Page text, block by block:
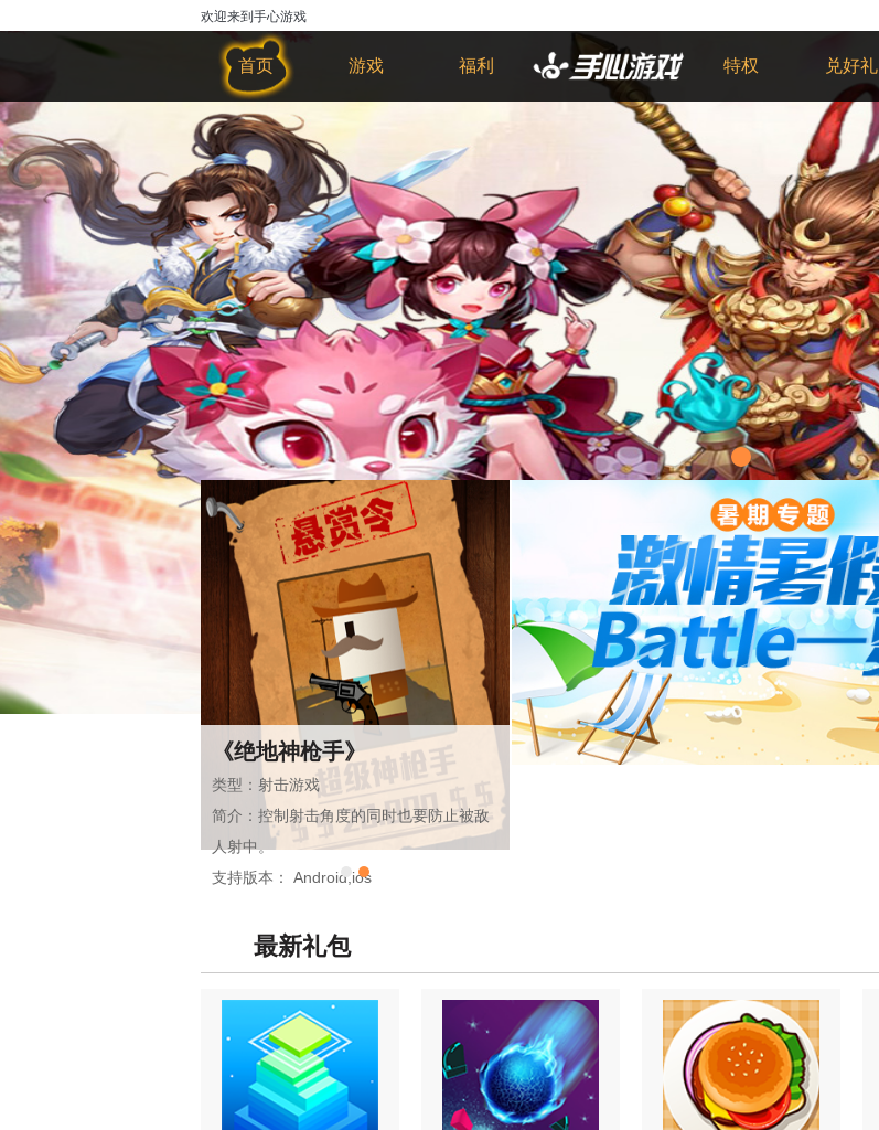
欢迎来到手心游戏
首页 游戏 福利 特权 兑好礼
《物理反应堆》
类型：益智游戏
简介：在合适的时机点击屏幕，尽可能准
确地将方块搭在上一块上。
支持版本： Android,ios
物理反应堆十分考验玩家的反应能
力，玩家需要看准时机将方块一个个叠起
来，未叠到的部位便会被消除掉，因而越
到后面叠方块的挑战会更加的困难。游戏
图形简洁，画风唯美，色调层次感十分鲜
明，连续完美叠加可以获得更高分数，以
及获得部分损失的方块。快来一起挑战
吧！
最新礼包